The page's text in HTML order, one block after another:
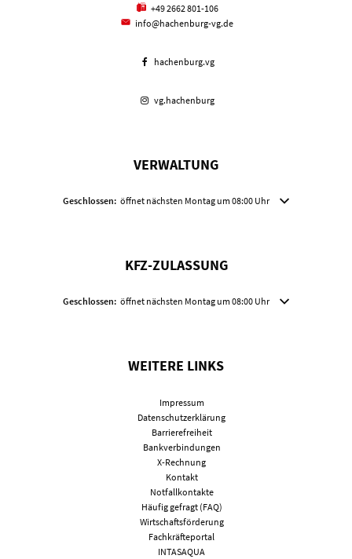
+49 2662 801-106
info@hachenburg-vg.de
hachenburg.vg
vg.hachenburg
VERWALTUNG
Klicken, um weitere Öffnungs- oder Schließzeiten auszublenden
Geschlossen: öffnet nächsten Montag um 08:00 Uhr
KFZ-ZULASSUNG
Klicken, um weitere Öffnungs- oder Schließzeiten auszublenden
Geschlossen: öffnet nächsten Montag um 08:00 Uhr
WEITERE LINKS
Impressum
Datenschutzerklärung
Barrierefreiheit
Bankverbindungen
X-Rechnung
Kontakt
Notfallkontakte
Häufig gefragt (FAQ)
Wirtschaftsförderung
Fachkräfteportal
INTASAQUA